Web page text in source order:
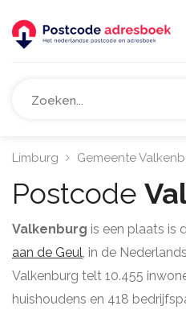
Limburg Gemeente
Postcode
Valkenburg is een plaats is
aan de Geul, in de
Valkenburg telt 10.455
huishoudens en 418